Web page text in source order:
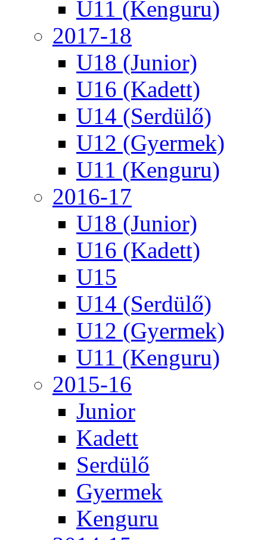
U11 (Kenguru)
2017-18
U18 (Junior)
U16 (Kadett)
U14 (Serdülő)
U12 (Gyermek)
U11 (Kenguru)
2016-17
U18 (Junior)
U16 (Kadett)
U15
U14 (Serdülő)
U12 (Gyermek)
U11 (Kenguru)
2015-16
Junior
Kadett
Serdülő
Gyermek
Kenguru